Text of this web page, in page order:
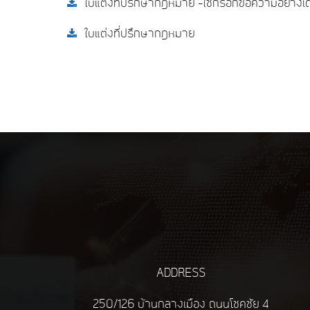
ใบแต่งที่ปรึกษากฎหมาย -ใช้กรอกข้อความอย่างเ
ใบแต่งที่ปรึกษากฎหมาย
ADDRESS
250/126 บ้านกลางเมือง ถนนโชคชัย 4